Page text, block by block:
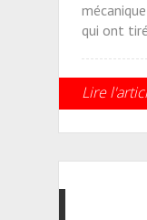
qui ont
Lire